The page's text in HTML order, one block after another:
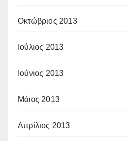
Οκτώβριος 2013
Ιούλιος 2013
Ιούνιος 2013
Μάιος 2013
Απρίλιος 2013